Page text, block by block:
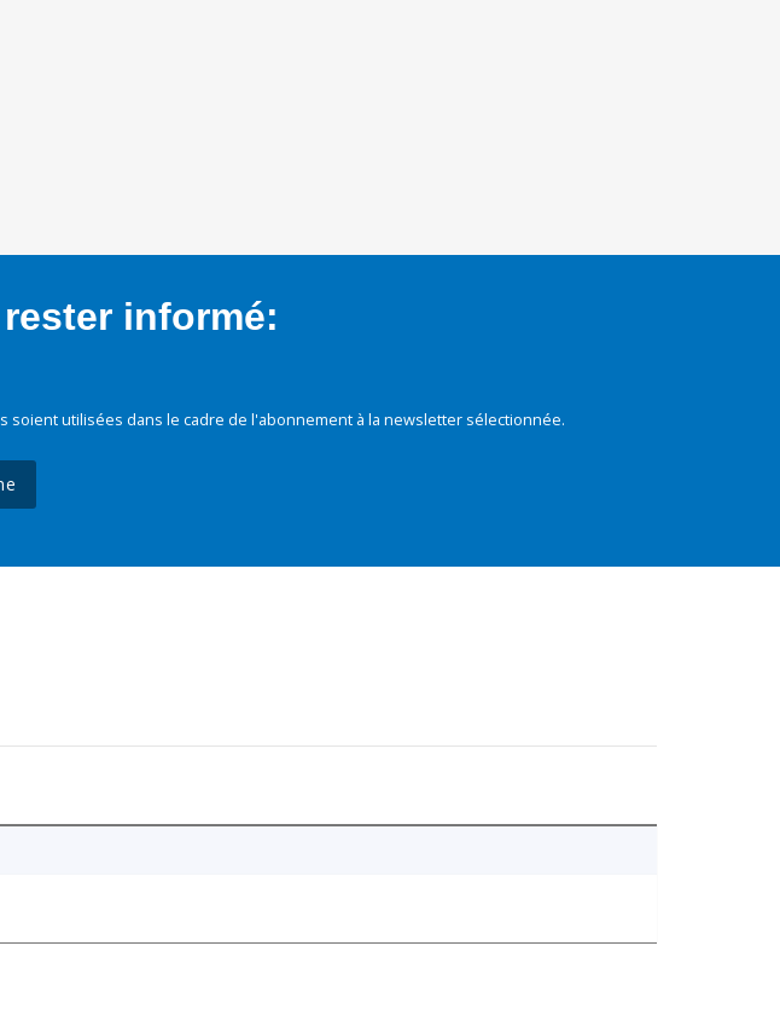
informé:
utilisées dans le cadre de l'abonnement à la newsletter sélectionnée.